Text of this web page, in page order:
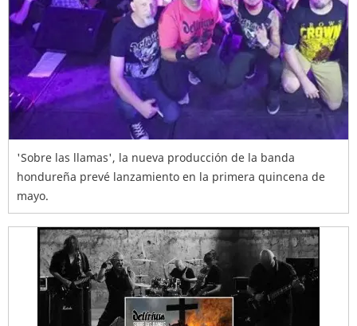
'Sobre las llamas', la nueva producción de la banda
hondureña prevé lanzamiento en la primera quincena de
mayo.